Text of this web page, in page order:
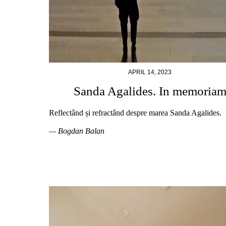
APRIL 14, 2023
Sanda Agalides. In memoriam
Reflectând și refractând despre marea Sanda Agalides.
— Bogdan Balan